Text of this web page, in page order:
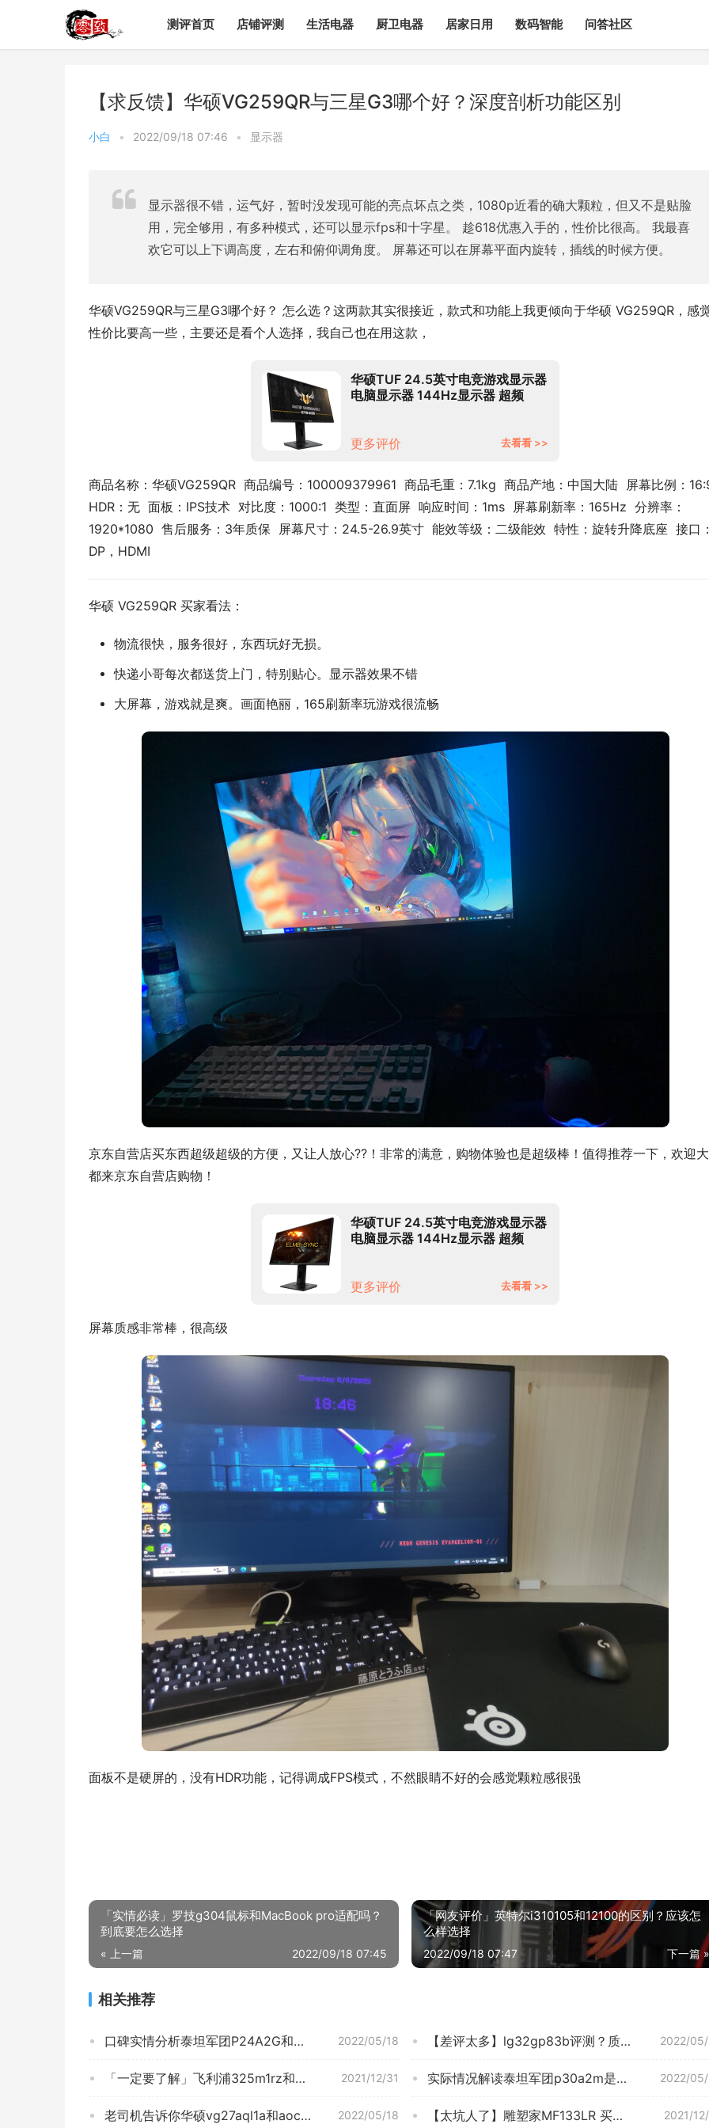
测评首页 店铺评测 生活电器 厨卫电器 居家日用 数码智能 问答社区
【求反馈】华硕VG259QR与三星G3哪个好？深度剖析功能区别
小白 • 2022/09/18 07:46 • 显示器
显示器很不错，运气好，暂时没发现可能的亮点坏点之类，1080p近看的确大颗粒，但又不是贴脸
用，完全够用，有多种模式，还可以显示fps和十字星。 趁618优惠入手的，性价比很高。 我最喜
欢它可以上下调高度，左右和俯仰调角度。 屏幕还可以在屏幕平面内旋转，插线的时候方便。
华硕VG259QR与三星G3哪个好？ 怎么选？这两款其实很接近，款式和功能上我更倾向于华硕 VG259QR，感
性价比要高一些，主要还是看个人选择，我自己也在用这款，
华硕TUF 24.5英寸电竞游戏显示器
电脑显示器 144Hz显示器 超频
更多评价
去看看 >>
商品名称：华硕VG259QR  商品编号：100009379961  商品毛重：7.1kg  商品产地：中国大陆  屏幕比例：
HDR：无  面板：IPS技术  对比度：1000:1  类型：直面屏  响应时间：1ms  屏幕刷新率：165Hz  分辨率：
1920*1080  售后服务：3年质保  屏幕尺寸：24.5-26.9英寸  能效等级：二级能效  特性：旋转升降底座  接口
DP，HDMI
华硕 VG259QR 买家看法：
物流很快，服务很好，东西玩好无损。
快递小哥每次都送货上门，特别贴心。显示器效果不错
大屏幕，游戏就是爽。画面艳丽，165刷新率玩游戏很流畅
京东自营店买东西超级超级的方便，又让人放心??！非常的满意，购物体验也是超级棒！值得推荐一下，欢迎
都来京东自营店购物！
华硕TUF 24.5英寸电竞游戏显示器
电脑显示器 144Hz显示器 超频
更多评价
去看看 >>
屏幕质感非常棒，很高级
面板不是硬屏的，没有HDR功能，记得调成FPS模式，不然眼睛不好的会感觉颗粒感很强
「实情必读」罗技g304鼠标和MacBook pro适配吗？
到底要怎么选择
« 上一篇 2022/09/18 07:45
「网友评价」英特尔i310105和12100的区别？应该怎
么样选择
下一篇 »
2022/09/18 07:47
相关推荐
2022/05/18
口碑实情分析泰坦军团P24A2G和小米的快速液晶屏？质量怎么样值不值得买 2022/
【差评太多】lg32gp83b评测？质量到底怎么样好不好
2021/12/31
「一定要了解」飞利浦325m1rz和328m6fjrmb 哪款好用？良心点评配置区别 2022/
实际情况解读泰坦军团p30a2m是什么面板？质量真的差吗
2022/05/18
老司机告诉你华硕vg27aql1a和aoc q27g2sd 哪款好用？图文爆料分析 2021/
【太坑人了】雕塑家MF133LR 买来两个月，这显示器质量真的差吗？评测下怎么样！